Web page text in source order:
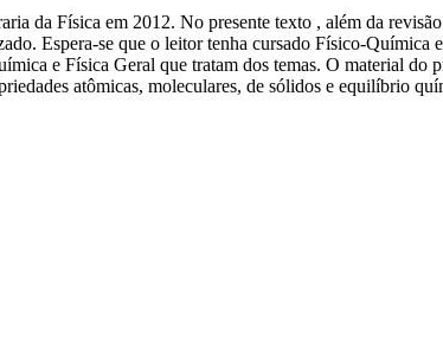
da Física em 2012. No presente texto , além da
Espera-se que o leitor tenha cursado Físico-Química
e Física Geral que tratam dos temas. O material do
atômicas, moleculares, de sólidos e equilíbrio